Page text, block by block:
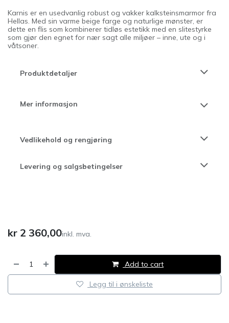
Karnis er en usedvanlig robust og vakker kalksteinsmarmor fra
Hellas. Med sin varme beige farge og naturlige mønster, er
dette en flis som kombinerer tidløs estetikk med en slitestyrke
som gjør den egnet for nær sagt alle miljøer – inne, ute og i
våtsoner.
Produktdetaljer
Mer informasjon
Vedlikehold og rengjøring
Levering og salgsbetingelser
kr 2 360,00inkl. mva.
Add to cart
Legg til i ønskeliste